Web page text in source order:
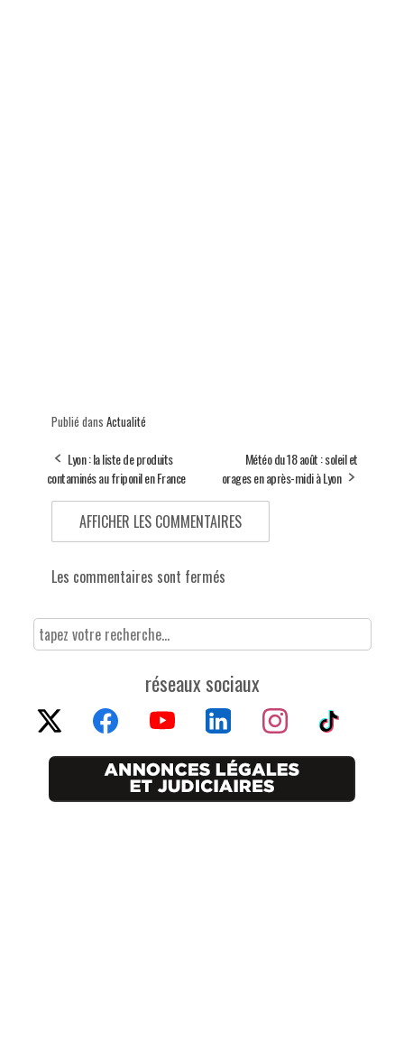
Publié dans Actualité
Lyon : la liste de produits
contaminés au friponil en France
Météo du 18 août : soleil et
orages en après-midi à Lyon
AFFICHER LES COMMENTAIRES
Les commentaires sont fermés
réseaux sociaux